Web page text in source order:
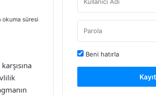
okuma süresi
Beni hatırla